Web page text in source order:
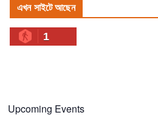
এখন সাইটে আছেন
1
Upcoming Events